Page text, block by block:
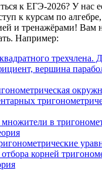
к ЕГЭ-2026? У нас
к курсам по
и тренажёрами! Вам
Например:
трехчлена.
вершина
в
корней